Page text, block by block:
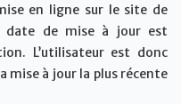
en ligne sur le site de
date de mise à jour est
L’utilisateur est donc
à jour la plus récente